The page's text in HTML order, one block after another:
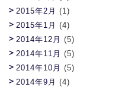
2015年2月 (1)
2015年1月 (4)
2014年12月 (5)
2014年11月 (5)
2014年10月 (5)
2014年9月 (4)